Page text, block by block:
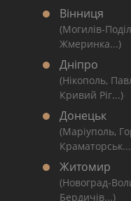
Вінниця
(Могилів-
Жмеринка...)
Дніпро
(Нікополь,
Кривий Ріг...)
Донецьк
(Маріуполь,
Житомир
(Новоград-
Бердичів...)